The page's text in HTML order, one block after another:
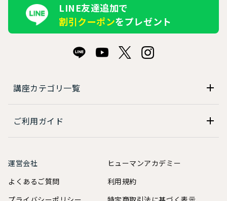
LINE友達追加で
割引クーポンをプレゼント
講座カテゴリ一覧
ご利用ガイド
運営会社
ヒューマンアカデミー
よくあるご質問
利用規約